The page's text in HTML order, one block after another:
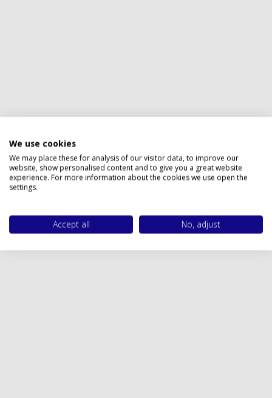
We use cookies
We may place these for analysis of our visitor data, to improve our
website, show personalised content and to give you a great website
experience. For more information about the cookies we use open the
settings.
Accept all No, adjust